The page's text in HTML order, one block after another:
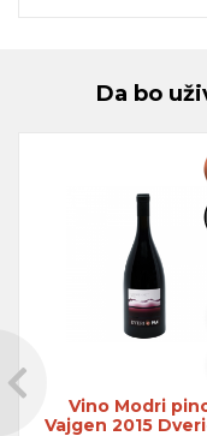
Da bo
Vino Modri
Vajgen 2015